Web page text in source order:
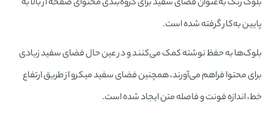
بلوک رنگ به‌عنوان فضای سفید برای گروه‌بندی محتوای صفحه از بالا به
پایین به‌کار گرفته شده است.
بلوک‌ها به حفظ نوشته کمک می‌کنند و در عین حال فضای سفید زیادی
برای محتوا فراهم می‌آورند، همچنین فضای سفید میکرو از طریق ارتفاع
خط، اندازه فونت و فاصله متن ایجاد شده است.